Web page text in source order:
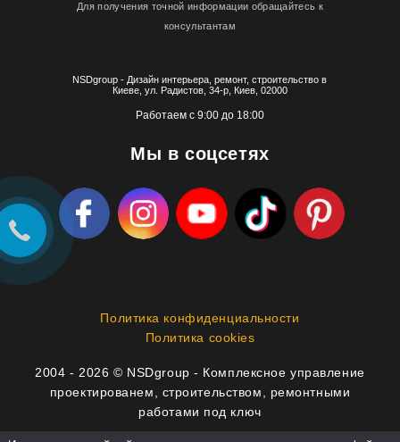
NSDgroup - Дизайн интерьера, ремонт, строительство в
Киеве, ул. Радистов, 34-р, Киев, 02000
Работаем с 9:00 до 18:00
Мы в соцсетях
Для получения точной информации обращайтесь к
консультантам
Политика конфиденциальности
Политика cookies
2004 - 2026 © NSDgroup - Комплексное управление
проектированем, строительством, ремонтными
работами под ключ